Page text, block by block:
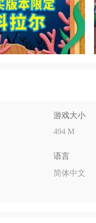
游戏大小
494 M
语言
简体中文